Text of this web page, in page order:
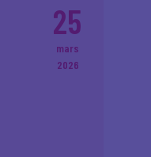
25
mars
2026